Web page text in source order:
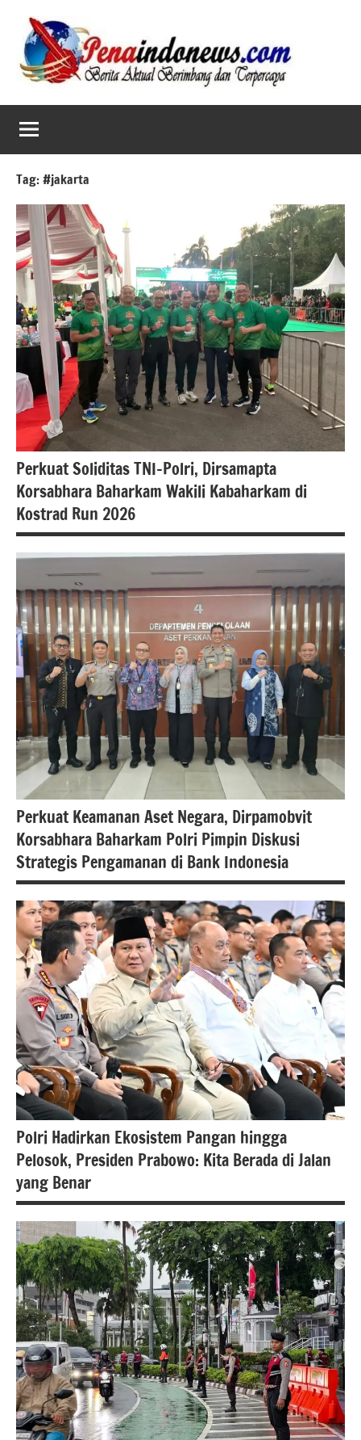
content
Tag:#jakarta
Perkuat Soliditas TNI-Polri, Dirsamapta
Korsabhara Baharkam Wakili Kabaharkam di
Kostrad Run 2026
#Berita
jakarta
berita
nasional
polri
Perkuat Keamanan Aset Negara, Dirpamobvit
Korsabhara Baharkam Polri Pimpin Diskusi
Strategis Pengamanan di Bank Indonesia
#Berita
jakarta
berita
nasional
polri
Polri Hadirkan Ekosistem Pangan hingga
Pelosok, Presiden Prabowo: Kita Berada di Jalan
yang Benar
#Berita
jakarta
berita
nasional
pemerintah
Uncategorized